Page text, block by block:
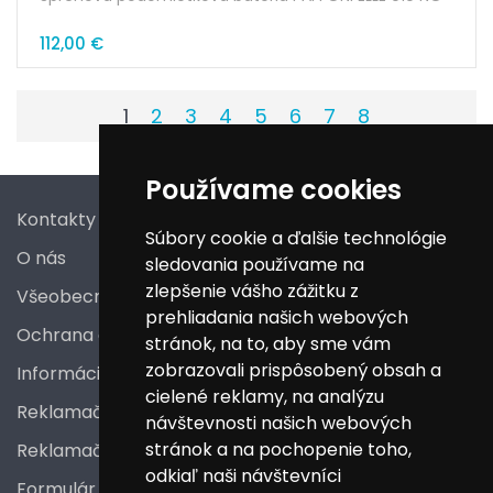
Používame cookies
Súbory cookie a ďalšie technológie
sledovania používame na
zlepšenie vášho zážitku z
prehliadania našich webových
stránok, na to, aby sme vám
zobrazovali prispôsobený obsah a
cielené reklamy, na analýzu
návštevnosti našich webových
stránok a na pochopenie toho,
odkiaľ naši návštevníci
Prevedenie: čierna
Rozmer krytky:110x110mm
Náhradná kartuša: ZA91104R
112,00 €
1 2 3 4 5 6 7 8
Kontakty
O nás
Všeobecné obchodné podmienky
Ochrana osobných údajov
Informácie a poučenia pre spotrebiteľa
Reklamačný poriadok
Reklamačný protokol